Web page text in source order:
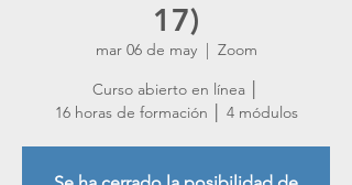
17)
mar 06 de may
  |
Zoom
Curso abierto en línea │
16 horas de formación │ 4 módulos